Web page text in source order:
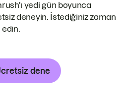
yedi gün boyunca
deneyin. İstediğiniz zaman
edin.
dene